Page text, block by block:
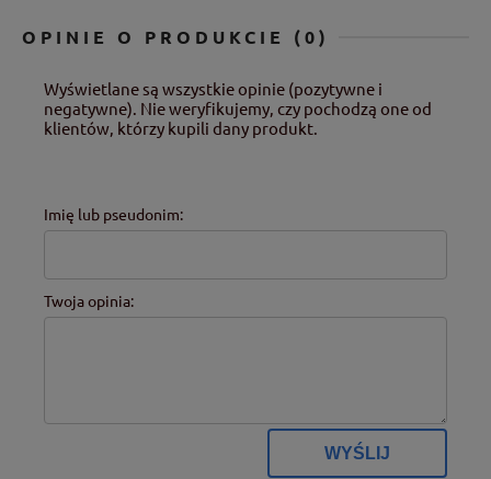
OPINIE O PRODUKCIE (0)
Wyświetlane są wszystkie opinie (pozytywne i
negatywne). Nie weryfikujemy, czy pochodzą one od
klientów, którzy kupili dany produkt.
Imię lub pseudonim:
Twoja opinia:
WYŚLIJ